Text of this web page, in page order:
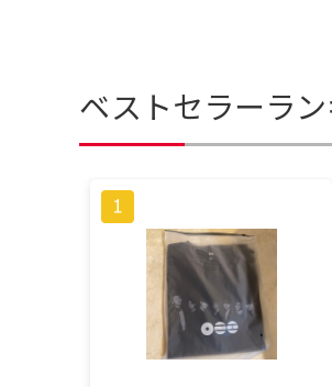
ベストセラーラ